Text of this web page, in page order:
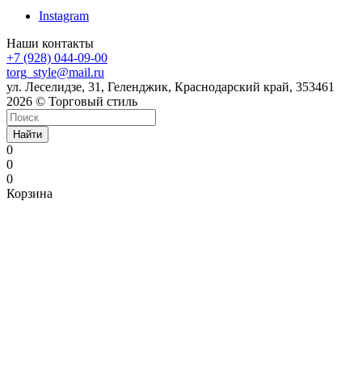
Instagram
Наши контакты
+7 (928) 044-09-00
torg_style@mail.ru
ул. Леселидзе, 31, Геленджик, Краснодарский край, 353461
2026 © Торговый стиль
Найти
0
0
0
Корзина